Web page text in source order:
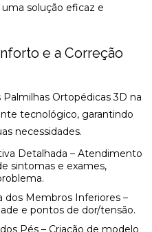
uma solução eficaz e
e a Correção
Ortopédicas 3D na
tecnológico, garantindo
necessidades.
sintomas e exames,
e pontos de dor/tensão.